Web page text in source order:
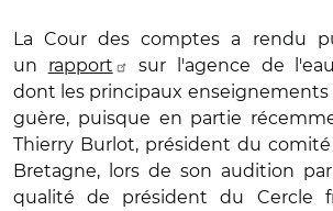
La Cour des comptes a rendu
un rapport
sur l'agence de
dont les principaux
guère, puisque en partie
Thierry Burlot, président du
Bretagne, lors de son audition
qualité de président du Cercle